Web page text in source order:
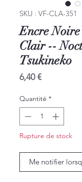
SKU : VF-CLA-351
Encre
Clair --
Tsukineko
6,40 €Prix
Quantité *
Rupture de stock
Me notifier